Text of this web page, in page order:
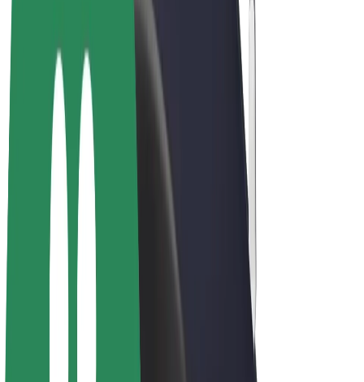
Bolt Drive
Bolt for Business
Vélos électriques
Bolt Plus
Générez des revenus avec Bolt
Chauffeur
Livreur